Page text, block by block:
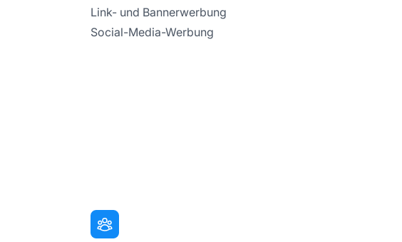
Link- und Bannerwerbung
Social-Media-Werbung